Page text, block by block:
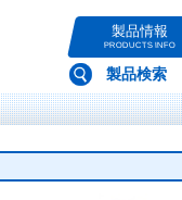
製品情報
PRODUCTS INFO
製品検索